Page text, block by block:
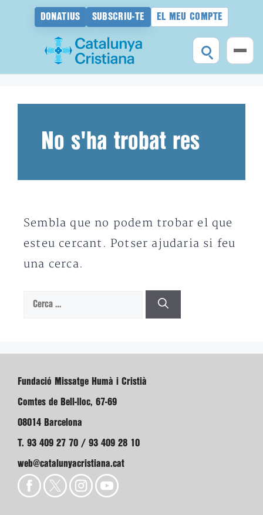
DONATIUS SUBSCRIU-TE EL MEU COMPTE
No s'ha trobat res
Sembla que no podem trobar el que
esteu cercant. Potser ajudaria si feu
una cerca.
Cerca:
Fundació Missatge Humà i Cristià
Comtes de Bell-lloc, 67-69
08014 Barcelona
T. 93 409 27 70 / 93 409 28 10
web@catalunyacristiana.cat